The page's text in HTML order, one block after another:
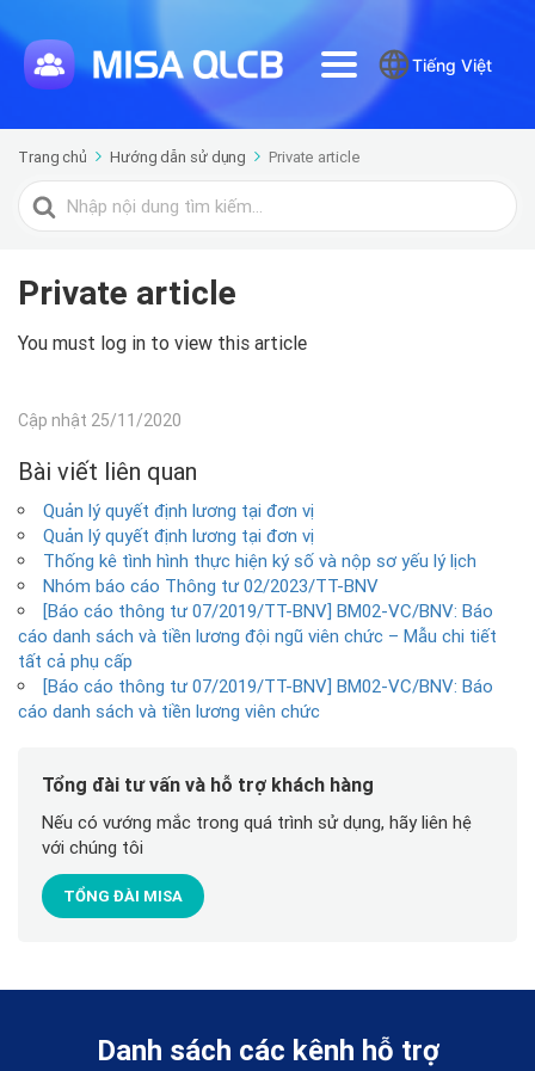
Tiếng Việt
Trang chủ Hướng dẫn sử dụng Private article
Tìm
kiếm
Private article
You must log in to view this article
Cập nhật 25/11/2020
Bài viết liên quan
Quản lý quyết định lương tại đơn vị
Quản lý quyết định lương tại đơn vị
Thống kê tình hình thực hiện ký số và nộp sơ yếu lý lịch
Nhóm báo cáo Thông tư 02/2023/TT-BNV
[Báo cáo thông tư 07/2019/TT-BNV] BM02-VC/BNV: Báo
cáo danh sách và tiền lương đội ngũ viên chức – Mẫu chi tiết
tất cả phụ cấp
[Báo cáo thông tư 07/2019/TT-BNV] BM02-VC/BNV: Báo
cáo danh sách và tiền lương viên chức
Tổng đài tư vấn và hỗ trợ khách hàng
Nếu có vướng mắc trong quá trình sử dụng, hãy liên hệ
với chúng tôi
TỔNG ĐÀI MISA
Danh sách các kênh hỗ trợ